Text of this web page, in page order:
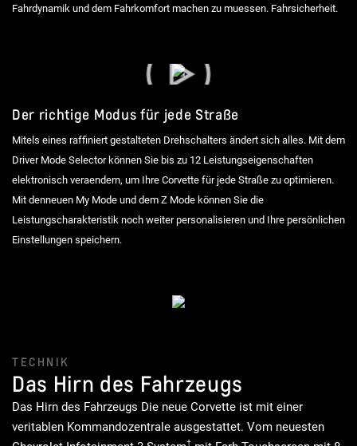
Fahrdynamik und dem Fahrkomfort machen zu muessen. Fahrsicherheit.
Der richtige Modus für jede Straße
Mitels eines raffiniert gestalteten Drehschalters ändert sich alles. Mit dem
Driver Mode Selector können Sie bis zu 12 Leistungseigenschaften
elektronisch veraendern, um Ihre Corvette für jede Straße zu optimieren.
Mit denneuen My Mode und dem Z Mode können Sie die
Leistungscharakteristik noch weiter personalisieren und Ihre persönlichen
Einstellungen speichern.
TECHNIK
Das Hirn des Fahrzeugs
Das Hirn des Fahrzeugs Die neue Corvette ist mit einer
veritablen Kommandozentrale ausgestattet. Vom neuesten
†